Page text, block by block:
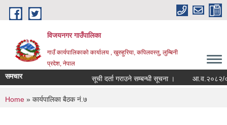
Skip to main content
विजयनगर गाउँपालिका
गाउँ कार्यपालिकाको कार्यालय , खुरुहुरिया, कपिलवस्तु, लुम्बिनी
प्रदेश, नेपाल
समचार सूची दर्ता गराउने सम्बन्धी सूचना । आ.व.२०८२/
You are here
Home » कार्यपालिका बैठक नं.७